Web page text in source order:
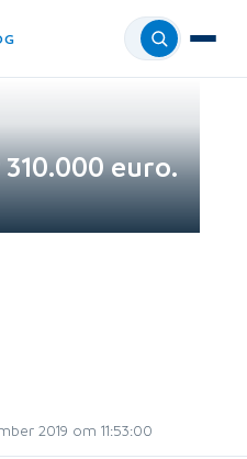
Menu
euro.
2019 om 11:53:00